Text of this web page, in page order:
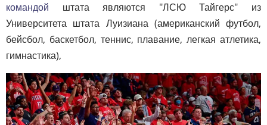
командой штата являются "ЛСЮ Тайгерс" из
Университета штата Луизиана (американский футбол,
бейсбол, баскетбол, теннис, плавание, легкая атлетика,
гимнастика),